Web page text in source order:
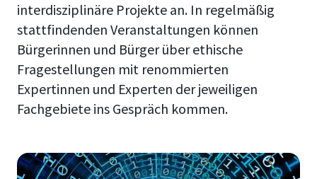
interdisziplinäre Projekte an. In regelmäßig
stattfindenden Veranstaltungen können
Bürgerinnen und Bürger über ethische
Fragestellungen mit renommierten
Expertinnen und Experten der jeweiligen
Fachgebiete ins Gespräch kommen.